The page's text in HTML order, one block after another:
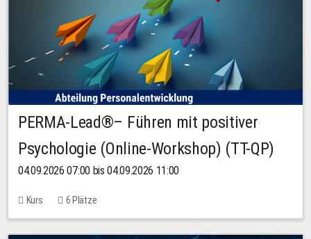
PERMA-Lead®– Führen mit positiver
Psychologie (Online-Workshop) (TT-QP)
04.09.2026 07:00 bis 04.09.2026 11:00
Kurs 6 Plätze